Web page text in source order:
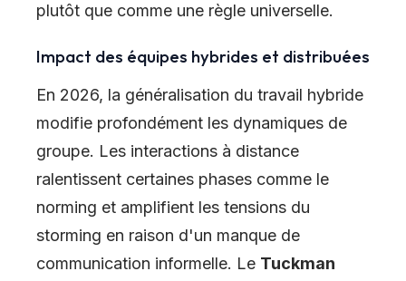
plutôt que comme une règle universelle.
Impact des équipes hybrides et distribuées
En 2026, la généralisation du travail hybride
modifie profondément les dynamiques de
groupe. Les interactions à distance
ralentissent certaines phases comme le
norming et amplifient les tensions du
storming en raison d'un manque de
communication informelle. Le Tuckman